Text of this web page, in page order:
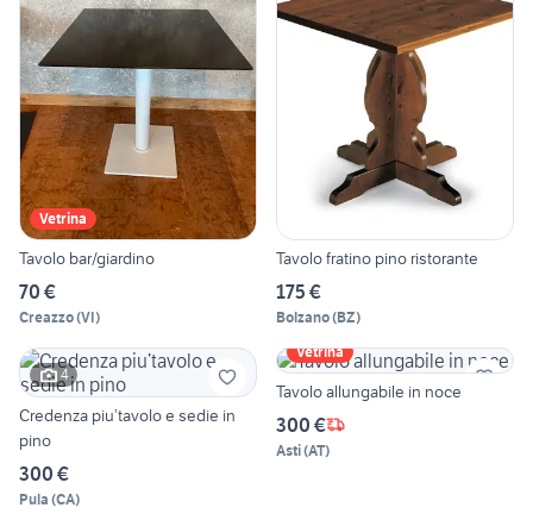
Vetrina
Tavolo bar/giardino
70 €
Creazzo(VI)
Tavolo fratino pino ristorante
175 €
Bolzano(BZ)
4
Credenza piu’tavolo e sedie in
pino
300 €
Pula (CA)
Vetrina
Tavolo allungabile in noce
300 €
Asti(AT)